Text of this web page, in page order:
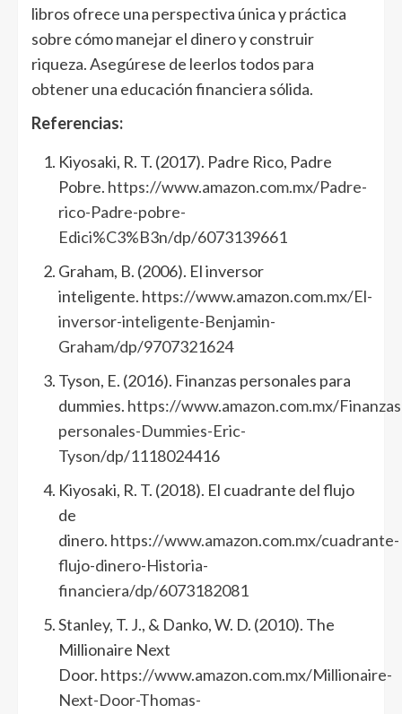
libros ofrece una perspectiva única y práctica
sobre cómo manejar el dinero y construir
riqueza. Asegúrese de leerlos todos para
obtener una educación financiera sólida.
Referencias:
Kiyosaki, R. T. (2017). Padre Rico, Padre
Pobre. https://www.amazon.com.mx/Padre-
rico-Padre-pobre-
Edici%C3%B3n/dp/6073139661
Graham, B. (2006). El inversor
inteligente. https://www.amazon.com.mx/El-
inversor-inteligente-Benjamin-
Graham/dp/9707321624
Tyson, E. (2016). Finanzas personales para
dummies. https://www.amazon.com.mx/
personales-Dummies-Eric-
Tyson/dp/1118024416
Kiyosaki, R. T. (2018). El cuadrante del flujo
de
dinero. https://www.amazon.com.mx/cuadrante-
flujo-dinero-Historia-
financiera/dp/6073182081
Stanley, T. J., & Danko, W. D. (2010). The
Millionaire Next
Door. https://www.amazon.com.mx/Millionaire-
Next-Door-Thomas-